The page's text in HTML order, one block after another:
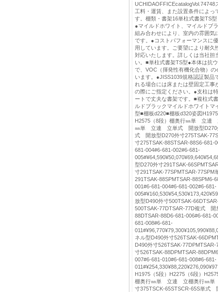
工料・運賃、また設置条件によっ
す。棚類・書架16単柱式書架TS
●マイルドホワイト、マイルドブ
組み合わせにより、室内の雰囲気
です。●コストパフォーマンスに
用しています。ご要望により耐久
対応いたします。詳しくは当社担
い。■単柱式書架TS型●本体は抗
で、VOC（揮発性有機化合物）
います。●JISS1039規格認証製品
れる場合には床または壁固定工事
の際にご指定ください。●支柱は
ートで丈夫な書架です。■複柱式
ルドブラックマイルドホワイト
型■棚板d220■棚板d320姿図
H2575（8段）棚奥行㎜単 立
㎜単 立連 立単式 開放型D270
式 開放型D270外寸275TSAK-
寸275TSAK-88STSAR-88S6-681-
681-004#6-681-002#6-681-
型D270外寸291TSAK-
寸291TSAK-77SPMTSAR-
291TSAK-88SPMTSAR-88SPM6-
001#6-681-004#6-681-002#6-681-
放型D490外寸500TSAK-
500TSAK-77DTSAR-77D複式 開
88DTSAR-88D6-681-006#6-681-
681-008#6-681-
ネル型D490外寸526TSAK-
D490外寸526TSAK-
寸526TSAK-88DPMTSAR-
007#6-681-010#6-681-008#6-681-
H1975（5段）H2275（6段）
棚奥行㎜単 立連 立棚奥行㎜
寸375TSCK-65STSCR-65S単式